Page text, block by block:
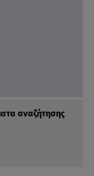
αναζήτησης